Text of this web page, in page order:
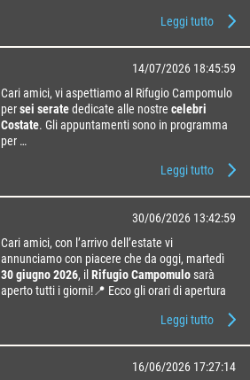
Leggi tutto
14/07/2026 18:45:59
Cari amici,vi aspettiamo al Rifugio Campomulo
persei seratededicate alle nostrecelebri
Costate. Gli appuntamenti sono in programma
per …
Leggi tutto
30/06/2026 13:42:59
Cari amici, con l’arrivo dell’estate vi
annunciamo con piacere che da oggi, martedì
30 giugno 2026, ilRifugio Campomulo sarà
aperto tutti i giorni!📍 Ecco gli orari di apertura
Leggi tutto
16/06/2026 17:27:14